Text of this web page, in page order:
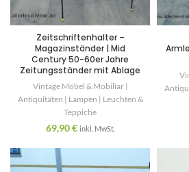
Zeitschriftenhalter –
Magazinständer | Mid
Century 50-60er Jahre
Zeitungsständer mit Ablage
Vintage Möbel & Mobiliar |
Antiquitäten | Lampen | Leuchten &
Teppiche
69,90€ inkl. MwSt.